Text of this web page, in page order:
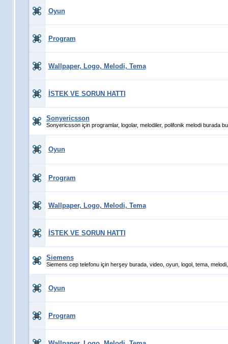
Oyun
Program
Wallpaper, Logo, Melodi, Tema
İSTEK VE SORUN HATTI
Sonyericsson
Sonyericsson için programlar, logolar, melodiler, polifonik melodi burada
Oyun
Program
Wallpaper, Logo, Melodi, Tema
İSTEK VE SORUN HATTI
Siemens
Siemens cep telefonu için herşey burada, video, oyun, logol, tema,
Oyun
Program